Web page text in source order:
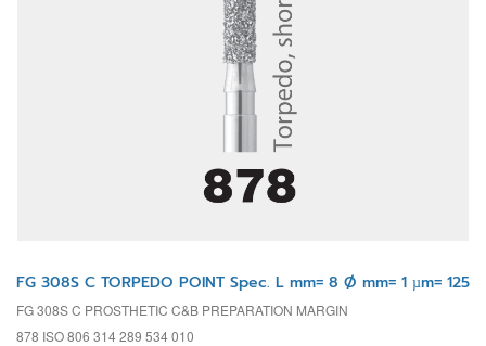
FG 308S C TORPEDO POINT Spec. L mm= 8 Ø mm= 1 µm= 125
FG 308S C PROSTHETIC C&B PREPARATION MARGIN
878 ISO 806 314 289 534 010